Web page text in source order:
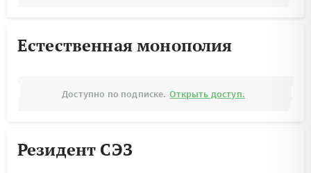
Естественная монополия
Доступно по подписке. Открыть доступ.
Резидент СЭЗ